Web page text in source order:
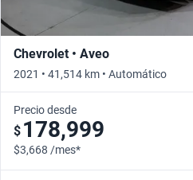
Chevrolet • Aveo
2021 • 41,514 km • Automático
Precio desde
$ 178,999
$3,668 /mes*